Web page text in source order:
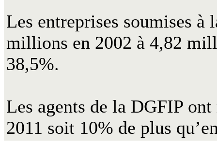
Les entreprises soumises à
millions en 2002 à 4,82
38,5%.
Les agents de la DGFIP
2011 soit 10% de plus